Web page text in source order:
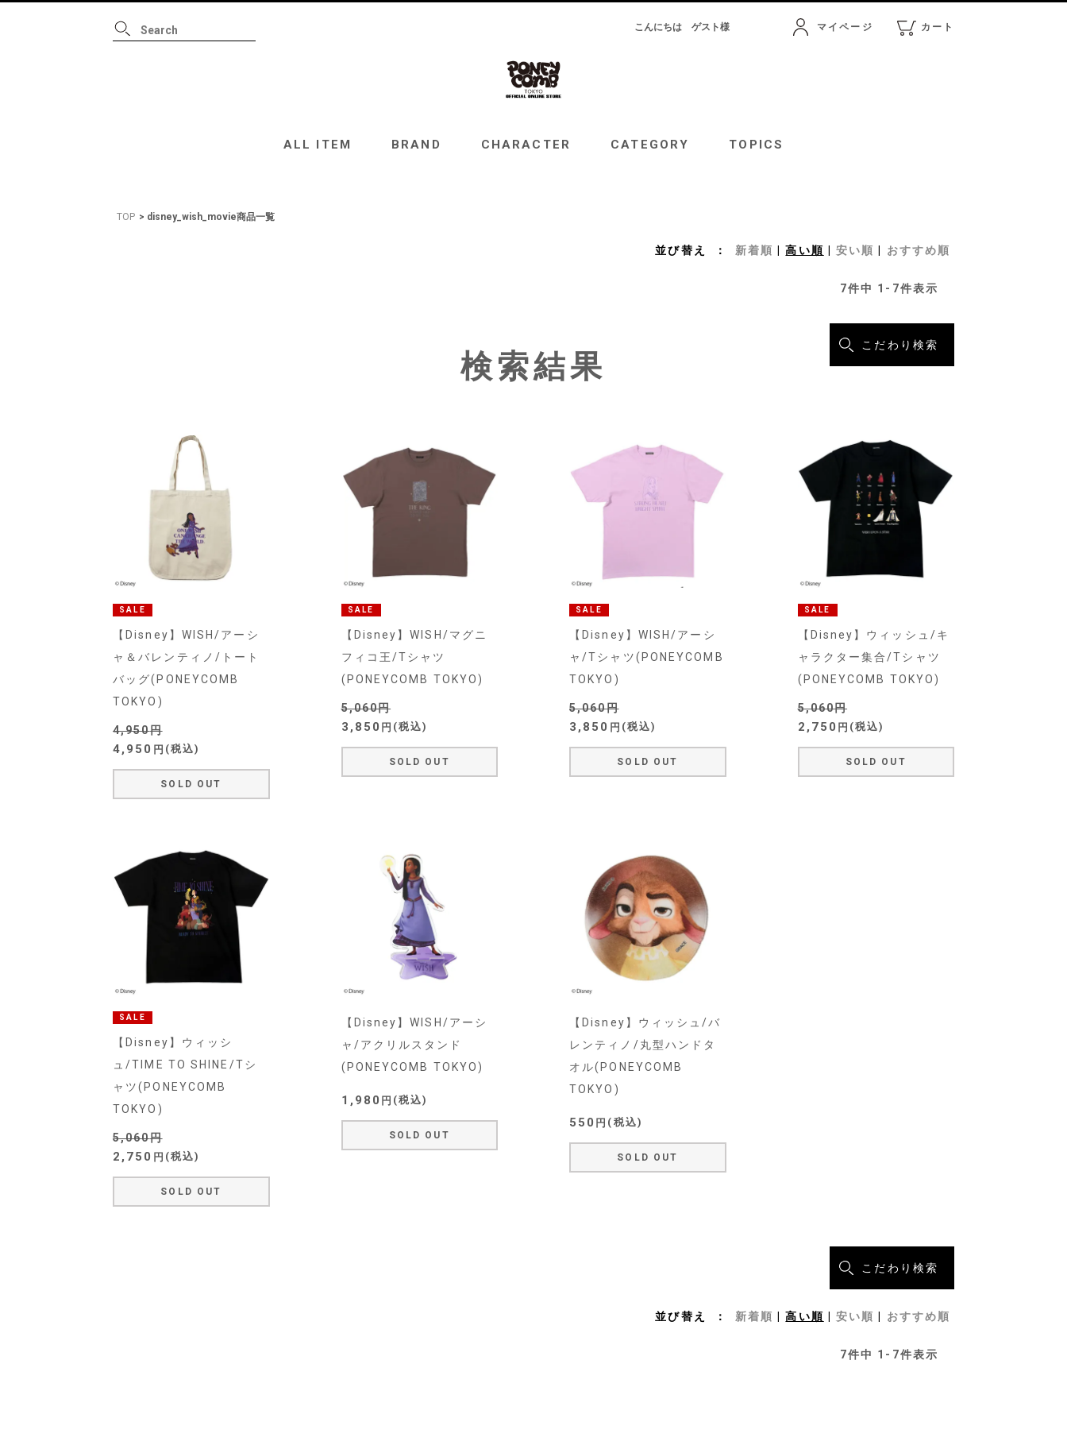
こんにちはゲスト様 マイページ カート
ALL ITEM BRAND CHARACTER CATEGORY TOPICS
ALL ITEM
TOP disney_wish_movie商品一覧
並び替え 新着順 高い順 安い順 おすすめ順
7件中 1 - 7件表示
こだわり検索
検索結果
SALE
【Disney】WISH/アーシ
ャ＆バレンティノ/トート
バッグ(PONEYCOMB
TOKYO)
4,950
4,950 税込
SOLD OUT
SALE
【Disney】WISH/マグニ
フィコ王/Tシャツ
(PONEYCOMB TOKYO)
5,060
3,850 税込
SOLD OUT
SALE
【Disney】WISH/アーシ
ャ/Tシャツ(PONEYCOMB
TOKYO)
5,060
3,850 税込
SOLD OUT
SALE
【Disney】ウィッシュ/キ
ャラクター集合/Tシャツ
(PONEYCOMB TOKYO)
5,060
2,750 税込
SOLD OUT
SALE
【Disney】ウィッシ
ュ/TIME TO SHINE/Tシ
ャツ(PONEYCOMB
TOKYO)
5,060
2,750 税込
SOLD OUT
【Disney】WISH/アーシ
ャ/アクリルスタンド
(PONEYCOMB TOKYO)
1,980 税込
SOLD OUT
【Disney】ウィッシュ/バ
レンティノ/丸型ハンドタ
オル(PONEYCOMB
TOKYO)
550 税込
SOLD OUT
こだわり検索
並び替え 新着順 高い順 安い順 おすすめ順
7件中 1 - 7件表示